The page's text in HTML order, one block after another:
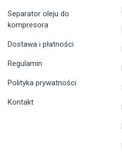
Separator oleju do
kompresora
Dostawa i płatności
Regulamin
Polityka prywatności
Kontakt